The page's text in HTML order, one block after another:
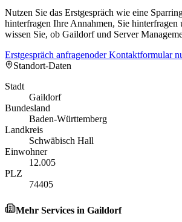
Nutzen Sie das Erstgespräch wie eine
hinterfragen Ihre Annahmen, Sie hinterfragen
wissen Sie, ob Gaildorf und Server
Erstgespräch anfragenoder Kontaktformular
Standort-Daten
Stadt
Gaildorf
Bundesland
Baden-Württemberg
Landkreis
Schwäbisch Hall
Einwohner
12.005
PLZ
74405
Mehr Services in Gaildorf